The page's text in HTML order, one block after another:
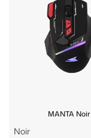
MANTA Noir
Noir